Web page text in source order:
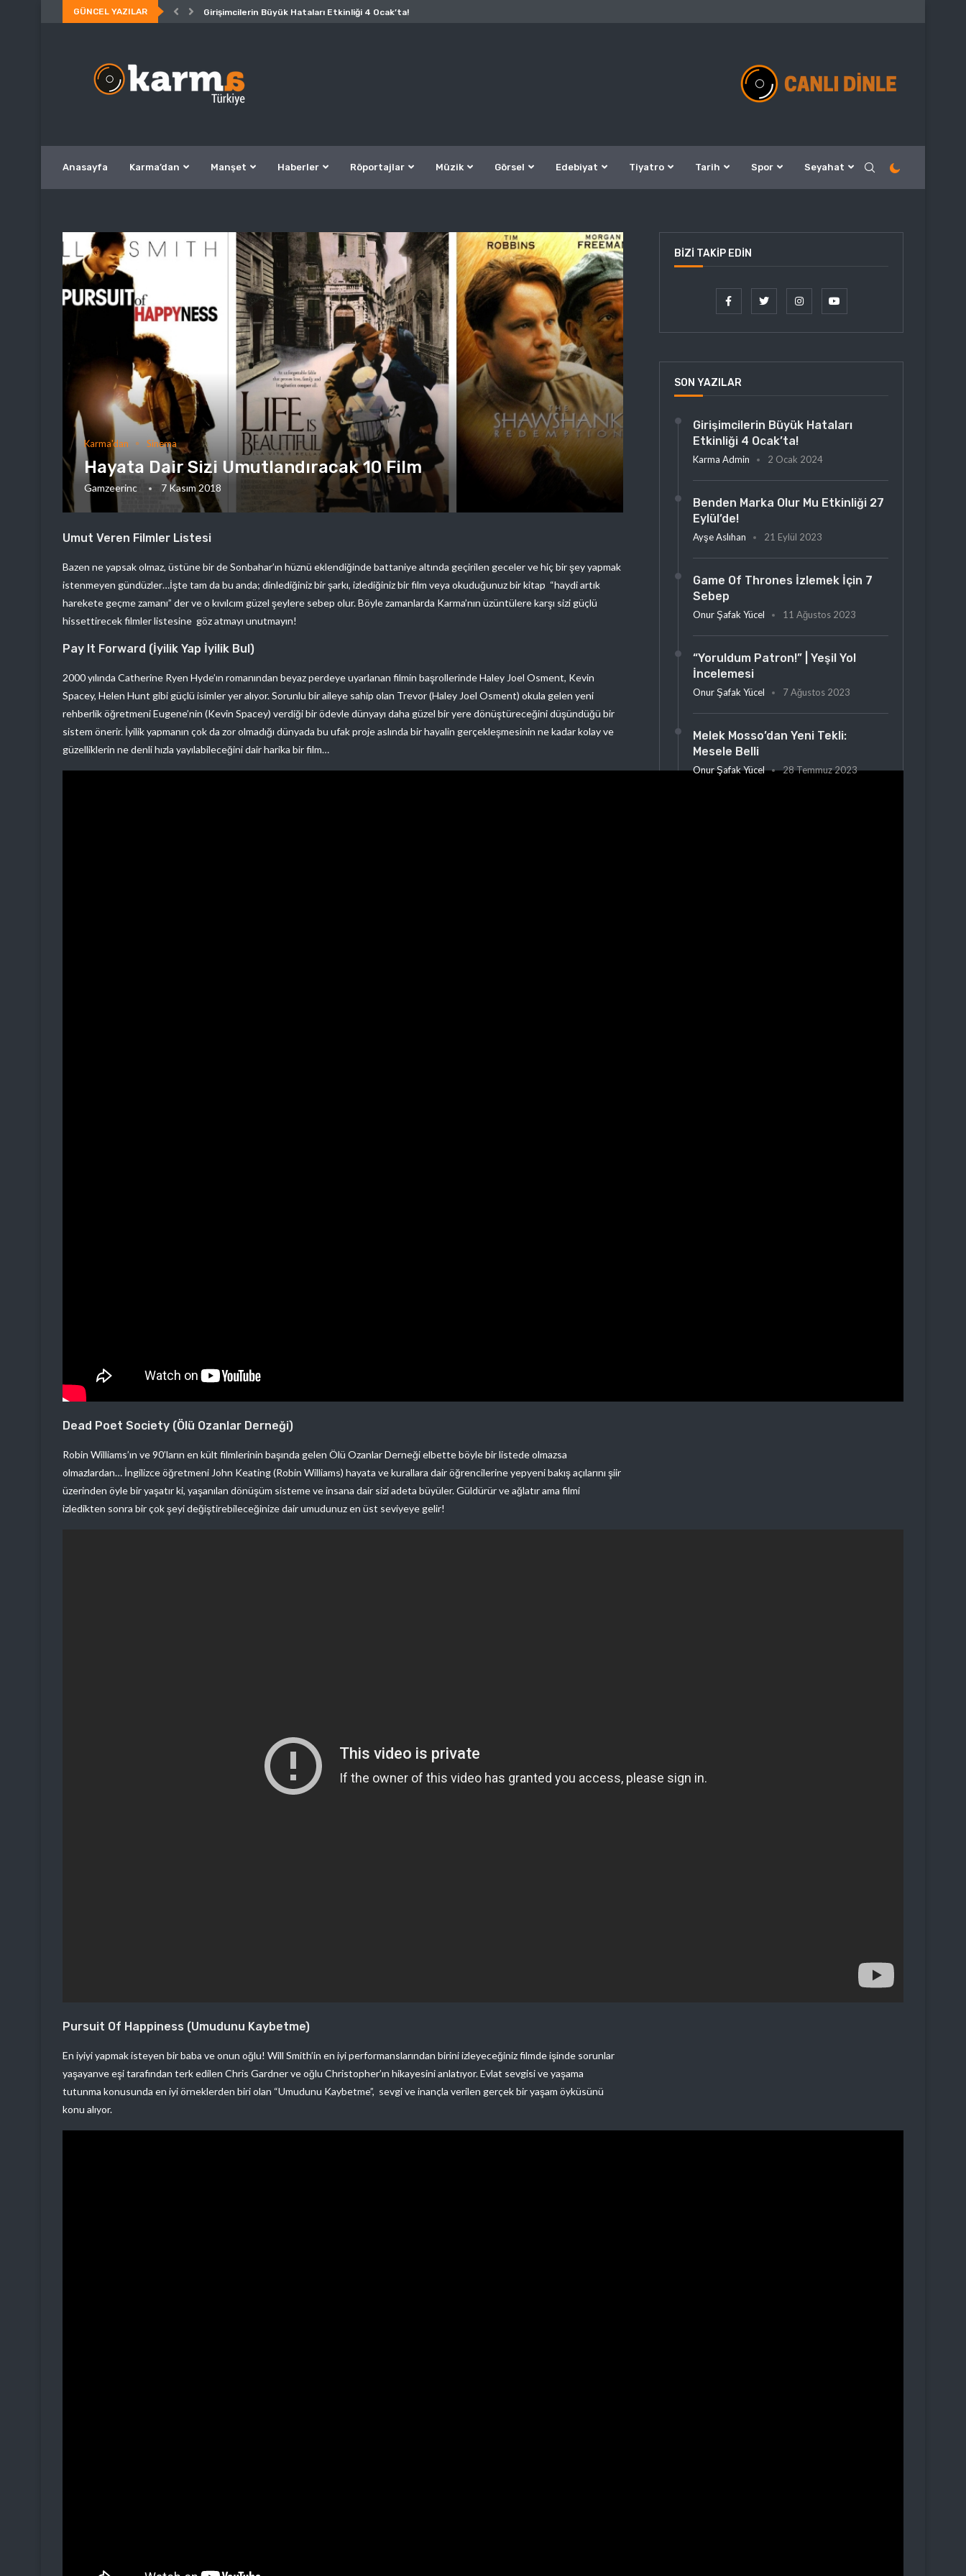
GÜNCEL YAZILAR Girişimcilerin Büyük Hataları Etkinliği 4 Ocak’ta!
Anasayfa Karma’dan Manşet Haberler Röportajlar Müzik Görsel Edebiyat Tiyatro Tarih Spor Seyahat
Karma'dan Sinema
Hayata Dair Sizi Umutlandıracak 10 Film
Gamzeerinc 7 Kasım 2018
Umut Veren Filmler Listesi
Bazen ne yapsak olmaz, üstüne bir de Sonbahar’ın hüznü eklendiğinde battaniye altında geçirilen geceler ve hiç bir şey yapmak
istenmeyen gündüzler…İşte tam da bu anda; dinlediğiniz bir şarkı, izlediğiniz bir film veya okuduğunuz bir kitap “haydi artık
harekete geçme zamanı” der ve o kıvılcım güzel şeylere sebep olur. Böyle zamanlarda Karma’nın üzüntülere karşı sizi güçlü
hissettirecek filmler listesine göz atmayı unutmayın!
Pay It Forward (İyilik Yap İyilik Bul)
2000 yılında Catherine Ryen Hyde’ın romanından beyaz perdeye uyarlanan filmin başrollerinde Haley Joel Osment, Kevin
Spacey, Helen Hunt gibi güçlü isimler yer alıyor. Sorunlu bir aileye sahip olan Trevor (Haley Joel Osment) okula gelen yeni
rehberlik öğretmeni Eugene’nin (Kevin Spacey) verdiği bir ödevle dünyayı daha güzel bir yere dönüştüreceğini düşündüğü bir
sistem önerir. İyilik yapmanın çok da zor olmadığı dünyada bu ufak proje aslında bir hayalin gerçekleşmesinin ne kadar kolay ve
güzelliklerin ne denli hızla yayılabileceğini dair harika bir film…
Dead Poet Society (Ölü Ozanlar Derneği)
Robin Williams’ın ve 90’ların en kült filmlerinin başında gelen Ölü Ozanlar Derneği elbette böyle bir listede olmazsa
olmazlardan… İngilizce öğretmeni John Keating (Robin Williams) hayata ve kurallara dair öğrencilerine yepyeni bakış açılarını şiir
üzerinden öyle bir yaşatır ki, yaşanılan dönüşüm sisteme ve insana dair sizi adeta büyüler. Güldürür ve ağlatır ama filmi
izledikten sonra bir çok şeyi değiştirebileceğinize dair umudunuz en üst seviyeye gelir!
Pursuit Of Happiness (Umudunu Kaybetme)
En iyiyi yapmak isteyen bir baba ve onun oğlu! Will Smith’in en iyi performanslarından birini izleyeceğiniz filmde işinde sorunlar
yaşayanve eşi tarafından terk edilen Chris Gardner ve oğlu Christopher’ın hikayesini anlatıyor. Evlat sevgisi ve yaşama
tutunma konusunda en iyi örneklerden biri olan “Umudunu Kaybetme”, sevgi ve inançla verilen gerçek bir yaşam öyküsünü
konu alıyor.
BIZI TAKIP EDIN
SON YAZILAR
Girişimcilerin Büyük Hataları
Etkinliği 4 Ocak’ta!
Karma Admin 2 Ocak 2024
Benden Marka Olur Mu Etkinliği 27
Eylül’de!
Ayşe Aslıhan 21 Eylül 2023
Game Of Thrones İzlemek İçin 7
Sebep
Onur Şafak Yücel 11 Ağustos 2023
“Yoruldum Patron!” | Yeşil Yol
İncelemesi
Onur Şafak Yücel 7 Ağustos 2023
Melek Mosso’dan Yeni Tekli:
Mesele Belli
Onur Şafak Yücel 28 Temmuz 2023